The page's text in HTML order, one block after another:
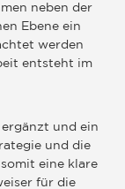
neben der
Ebene ein
werden
entsteht im
und ein
und die
eine klare
für die